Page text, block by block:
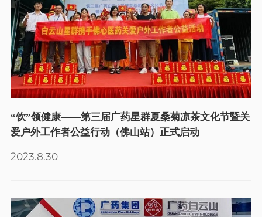
“饮”领健康——第三届广药星群夏桑菊凉茶文化节暨关
爱户外工作者公益行动（佛山站）正式启动
2023.8.30